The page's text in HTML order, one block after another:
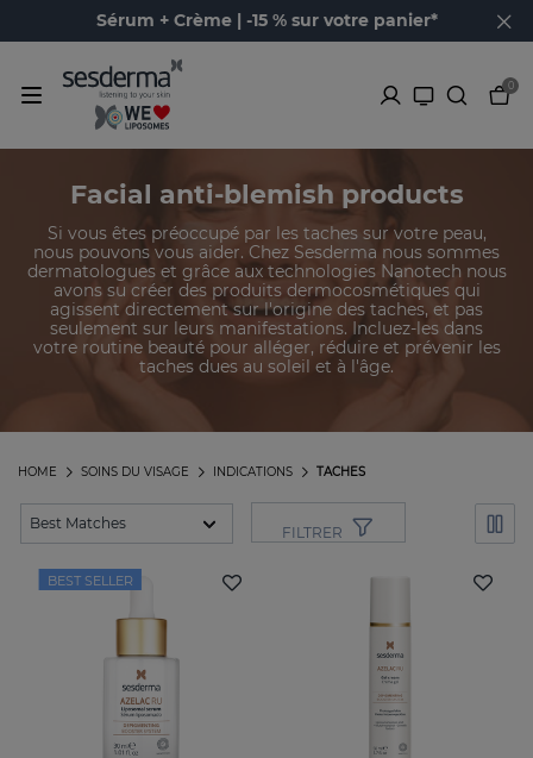
Sérum + Crème | -15 % sur votre panier*
0
Facial anti-blemish products
Si vous êtes préoccupé par les taches sur votre peau,
nous pouvons vous aider. Chez Sesderma nous sommes
dermatologues et grâce aux technologies Nanotech nous
avons su créer des produits dermocosmétiques qui
agissent directement sur l'origine des taches, et pas
seulement sur leurs manifestations. Incluez-les dans
votre routine beauté pour alléger, réduire et prévenir les
taches dues au soleil et à l'âge.
TACHES
INDICATIONS
SOINS DU VISAGE
HOME
FILTRER
BEST SELLER